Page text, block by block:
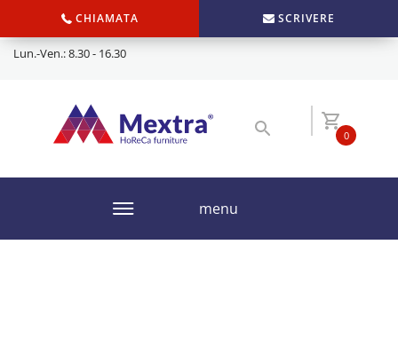
CHIAMATA SCRIVERE
Lun.-Ven.: 8.30 - 16.30
0
menu